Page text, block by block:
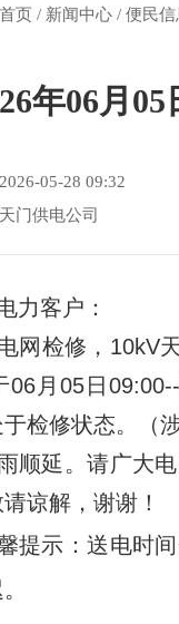
首页 / 新闻中心 / 便民信
年06月
05-28 09:32
门供电公司
力客户：
网检修 ， 10kV
06月05日
检修状态。 （
延。请广大电
谅解，谢谢！
示：送电时间